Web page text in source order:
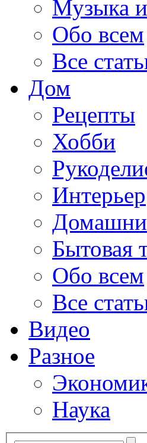
Музыка
Обо всем
Все
Дом
Рецепты
Хобби
Интерьер
Бытовая
Обо всем
Все
Видео
Разное
Наука